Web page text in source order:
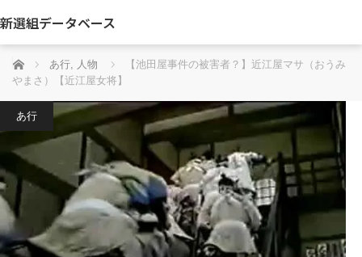
新選組データベース
ホーム あ行, 人物
【池田屋事件の被害者？】近江屋マサ（おうみ
やまさ）【近江屋女将】
あ行